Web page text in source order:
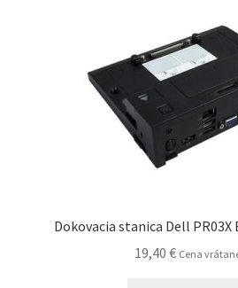
Dokovacia stanica Dell
19,40 € Cena